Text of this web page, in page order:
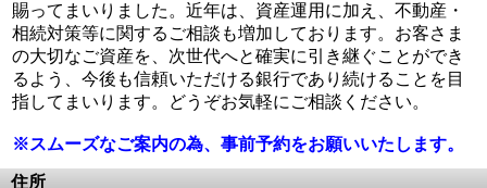
賜ってまいりました。近年は、資産運用に加え、不動産・
相続対策等に関するご相談も増加しております。お客さま
の大切なご資産を、次世代へと確実に引き継ぐことができ
るよう、今後も信頼いただける銀行であり続けることを目
指してまいります。どうぞお気軽にご相談ください。
※スムーズなご案内の為、事前予約をお願いいたします。
住所